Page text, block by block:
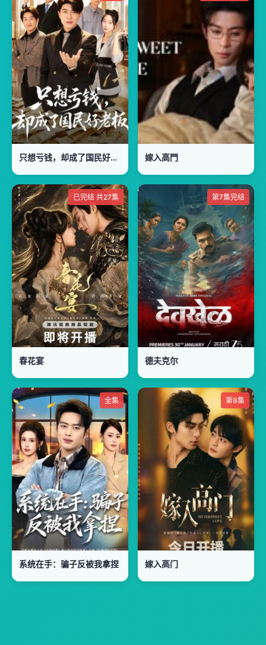
只想亏钱，却成了国民好老板 嫁入高門
已完结 共27集
春花宴
第7集完结
德夫克尔
全集
系统在手：骗子反被我拿捏
第9集
嫁入高门